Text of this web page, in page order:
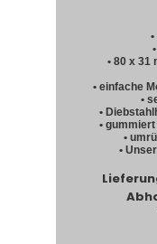
• 80 x
• einfache
•
•
•
•
•